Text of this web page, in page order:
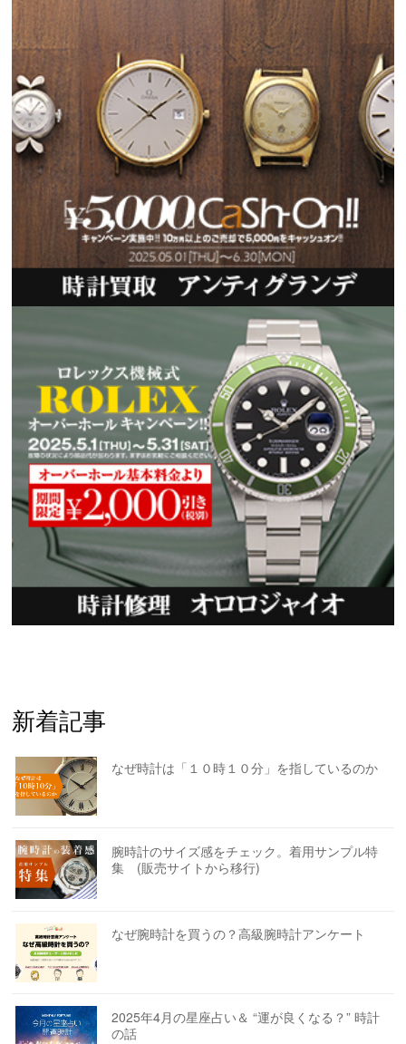
新着記事
なぜ時計は「１０時１０分」を指しているのか
腕時計のサイズ感をチェック。着用サンプル特
集 (販売サイトから移行)
なぜ腕時計を買うの？高級腕時計アンケート
2025年4月の星座占い＆ “運が良くなる？” 時計
の話